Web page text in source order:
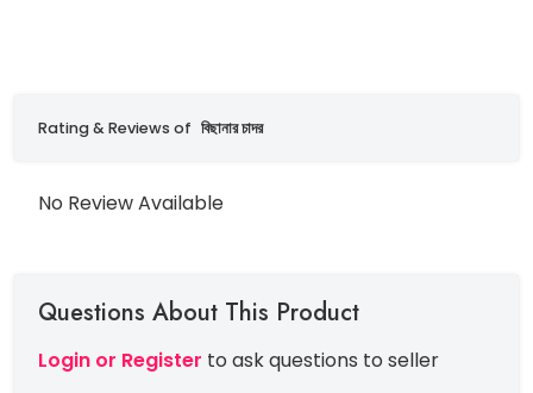
Rating & Reviews of বিছানার চাদর
No Review Available
Questions About This Product
Login or Register to ask questions to seller